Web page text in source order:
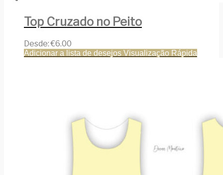
Top Cruzado no Peito
Desde:€6.00
Adicionar a lista de desejos Visualização Rápida